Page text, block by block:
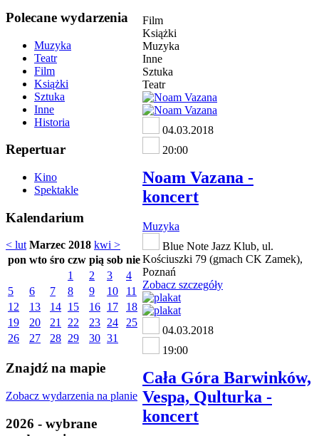
Polecane wydarzenia
Muzyka
Teatr
Film
Książki
Sztuka
Inne
Historia
Repertuar
Kino
Spektakle
Kalendarium
< lut Marzec 2018 kwi >
pon wto śro czw pią sob nie
1
2 3
4
5
6 7 8 9 10
11
12
13 14 15 16 17
18
19
20 21 22 23 24
25
26
27 28 29 30 31
Znajdź na mapie
Zobacz wydarzenia na planie
2026 - wybrane
Film
Książki
Muzyka
Inne
Sztuka
Teatr
04.03.2018
20:00
Noam Vazana -
koncert
Muzyka
Blue Note Jazz Klub, ul.
Kościuszki 79 (gmach CK Zamek),
Poznań
Zobacz szczegóły
04.03.2018
19:00
Cała Góra Barwinków,
Vespa, Qulturka -
koncert